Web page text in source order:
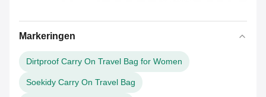
Markeringen
Dirtproof Carry On Travel Bag for Women
Soekidy Carry On Travel Bag